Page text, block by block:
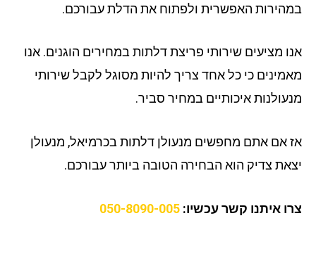
האפשרית ולפתוח את הדלת עבורכם.
מציעים שירותי פריצת דלתות במחירים הוגנים. אנו
כי כל אחד צריך להיות מסוגל לקבל שירותי
איכותיים במחיר סביר.
אם אתם מחפשים מנעולן דלתות בכרמיאל, מנעולן
צדיק הוא הבחירה הטובה ביותר עבורכם.
איתנו קשר עכשיו:050-8090-005